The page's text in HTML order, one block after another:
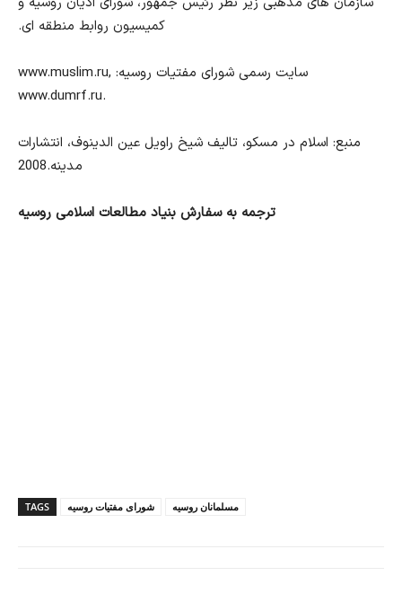
کمیسیون روابط منطقه ای.
سایت رسمی شورای مفتیات روسیه: www.muslim.ru,
www.dumrf.ru.
منبع: اسلام در مسکو، تالیف شیخ راویل عین الدینوف، انتشارات
مدینه.2008
ترجمه به سفارش بنیاد مطالعات اسلامی روسیه
TAGS شورای مفتیات روسیه مسلمانان روسیه